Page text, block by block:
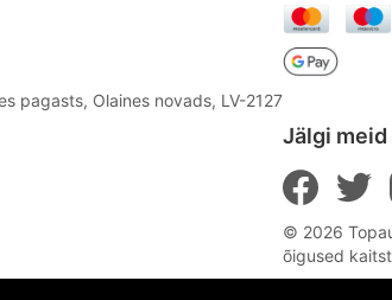
pagasts, Olaines novads, LV-2127
Jälgi meid
© 2026
õigused